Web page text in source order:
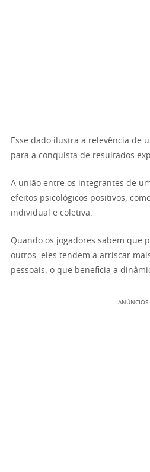
Esse dado ilustra a relevência de
para a conquista de resultados
A união entre os integrantes de
efeitos psicológicos positivos,
individual e coletiva.
Quando os jogadores sabem que
outros, eles tendem a arriscar
pessoais, o que beneficia a
ANÚNCIOS